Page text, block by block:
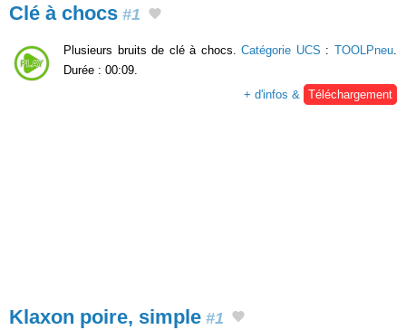
Clé à chocs #1
Plusieurs bruits de clé à chocs.Catégorie UCS :TOOLPneu
Durée : 00:09.
+ d'infos &
Téléchargement
Klaxon poire, simple #1